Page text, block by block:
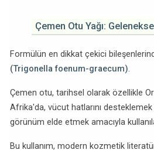
Çemen Otu Yağı:
Formülün en dikkat çekici
(Trigonella foenum-graecum).
Çemen otu, tarihsel olarak özellikle
Afrika'da, vücut hatlarını
görünüm elde etmek amacıyla
Bu kullanım, modern kozmetik